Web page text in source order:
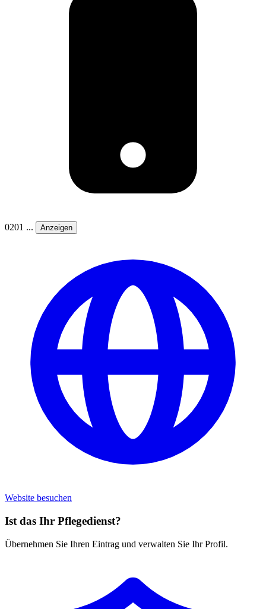
0201 ... Anzeigen
Website besuchen
Ist das Ihr Pflegedienst?
Übernehmen Sie Ihren Eintrag und verwalten Sie Ihr Profil.